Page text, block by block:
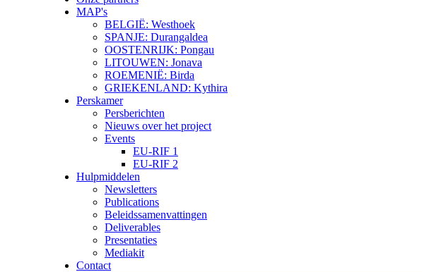
MAP's
BELGIË: Westhoek
SPANJE: Durangaldea
OOSTENRIJK: Pongau
LITOUWEN: Jonava
ROEMENIË: Birda
GRIEKENLAND: Kythira
Perskamer
Persberichten
Nieuws over het project
Events
EU-RIF 1
EU-RIF 2
Hulpmiddelen
Newsletters
Publications
Beleidssamenvattingen
Deliverables
Presentaties
Mediakit
Contact